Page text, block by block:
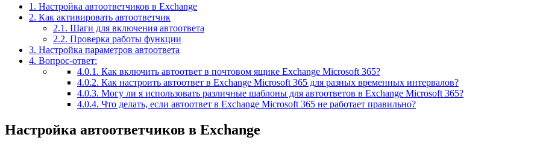
1. Настройка автоответчиков в Exchange
2. Как активировать автоответчик
2.1. Шаги для включения автоответа
2.2. Проверка работы функции
3. Настройка параметров автоответа
4. Вопрос-ответ:
4.0.1. Как включить автоответ в почтовом ящике Exchange Microsoft 365?
4.0.2. Как настроить автоответ в Exchange Microsoft 365 для разных временных интервалов?
4.0.3. Могу ли я использовать различные шаблоны для автоответов в Exchange Microsoft 365?
4.0.4. Что делать, если автоответ в Exchange Microsoft 365 не работает правильно?
Настройка автоответчиков в Exchange